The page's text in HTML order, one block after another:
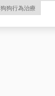
狗狗行為治療